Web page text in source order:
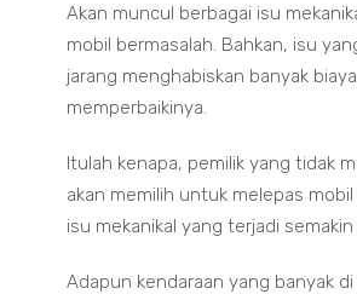
Akan muncul berbagai isu
mobil bermasalah. Bahkan, isu
jarang menghabiskan banyak
memperbaikinya.
Itulah kenapa, pemilik yang tidak
akan memilih untuk melepas
isu mekanikal yang terjadi semakin
Adapun kendaraan yang banyak